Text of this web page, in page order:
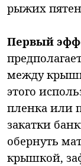
рыжих
Первый
между
этого
пленка или
закатки
обернуть
крышкой,